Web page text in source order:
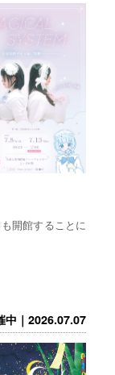
開館することに
中｜2026.07.07